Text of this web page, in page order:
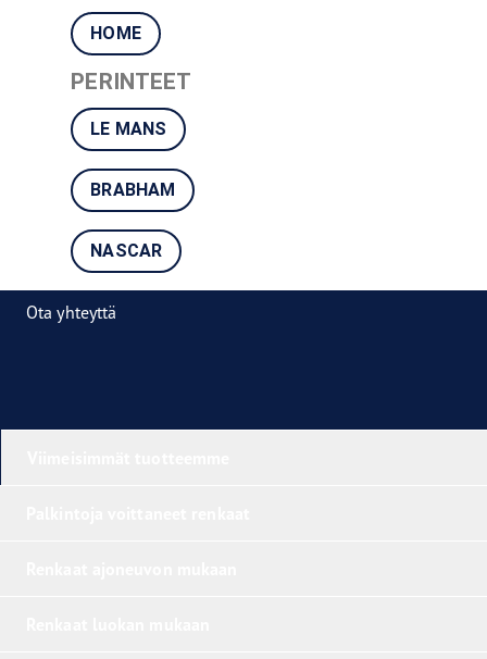
HOME
PERINTEET
LE MANS
BRABHAM
NASCAR
Ota yhteyttä